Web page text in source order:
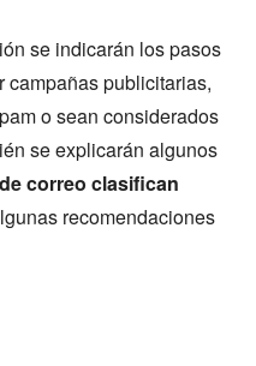
se indicarán los pasos
campañas publicitarias,
o sean considerados
se explicarán algunos
correo clasifican
recomendaciones